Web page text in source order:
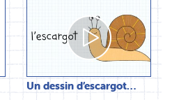
Un dessin d’escargot…